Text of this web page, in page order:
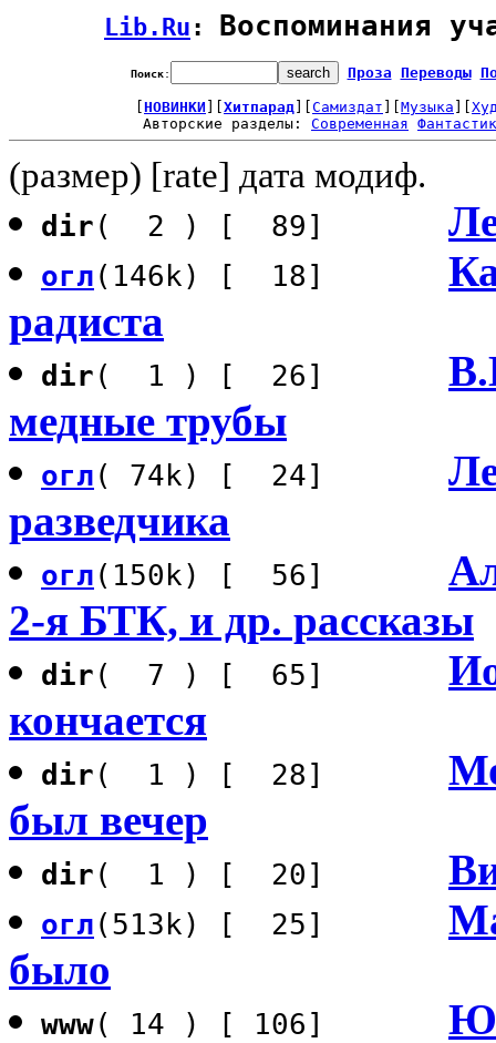
Lib.Ru : Воспоминания
Поиск: Проза Переводы
НОВИНКИ Хитпарад Самиздат Музыка
Авторские разделы: Современная
(размер) [rate] дата модиф.
dir( 2 ) [ 89]
огл(146k) [ 18]
радиста
dir( 1 ) [ 26]
медные трубы
огл( 74k) [ 24]
разведчика
огл(150k) [ 56]
2-я БТК, и др. рассказы
dir( 7 ) [ 65]
кончается
dir( 1 ) [ 28]
был вечер
dir( 1 ) [ 20]
огл(513k) [ 25]
было
www( 14 ) [ 106]